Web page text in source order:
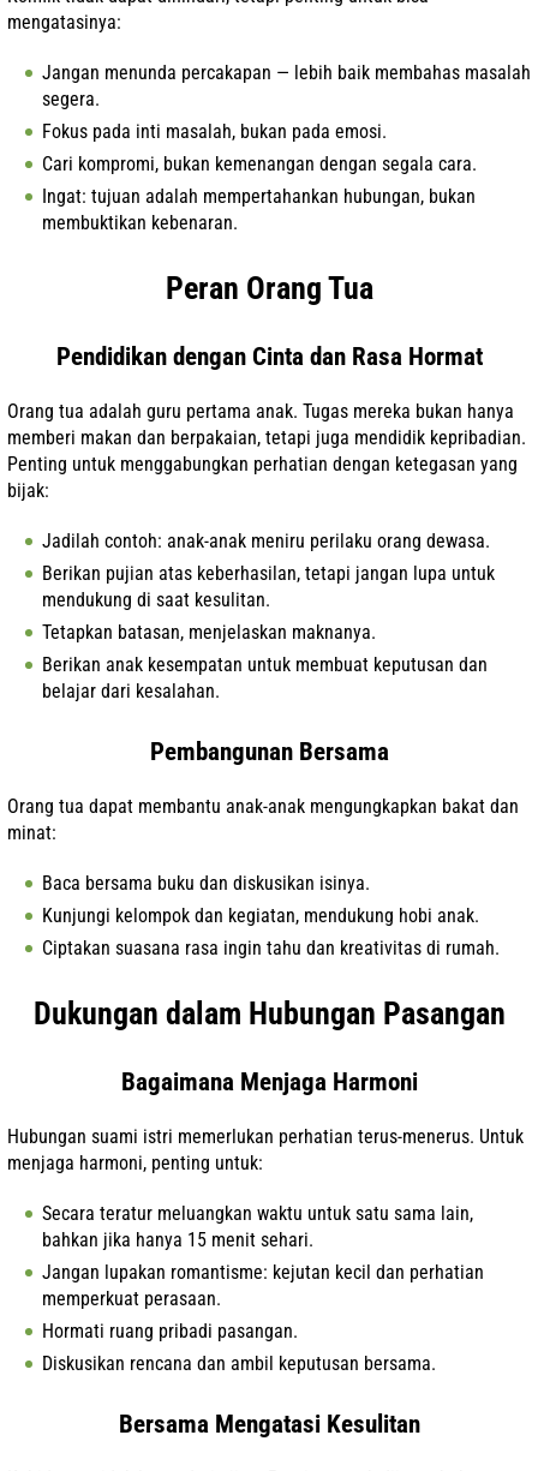
mengatasinya:
Jangan menunda percakapan — lebih baik membahas masalah
segera.
Fokus pada inti masalah, bukan pada emosi.
Cari kompromi, bukan kemenangan dengan segala cara.
Ingat: tujuan adalah mempertahankan hubungan, bukan
membuktikan kebenaran.
Peran Orang Tua
Pendidikan dengan Cinta dan Rasa Hormat
Orang tua adalah guru pertama anak. Tugas mereka bukan hanya
memberi makan dan berpakaian, tetapi juga mendidik kepribadian.
Penting untuk menggabungkan perhatian dengan ketegasan yang
bijak:
Jadilah contoh: anak-anak meniru perilaku orang dewasa.
Berikan pujian atas keberhasilan, tetapi jangan lupa untuk
mendukung di saat kesulitan.
Tetapkan batasan, menjelaskan maknanya.
Berikan anak kesempatan untuk membuat keputusan dan
belajar dari kesalahan.
Pembangunan Bersama
Orang tua dapat membantu anak-anak mengungkapkan bakat dan
minat:
Baca bersama buku dan diskusikan isinya.
Kunjungi kelompok dan kegiatan, mendukung hobi anak.
Ciptakan suasana rasa ingin tahu dan kreativitas di rumah.
Dukungan dalam Hubungan Pasangan
Bagaimana Menjaga Harmoni
Hubungan suami istri memerlukan perhatian terus-menerus. Untuk
menjaga harmoni, penting untuk:
Secara teratur meluangkan waktu untuk satu sama lain,
bahkan jika hanya 15 menit sehari.
Jangan lupakan romantisme: kejutan kecil dan perhatian
memperkuat perasaan.
Hormati ruang pribadi pasangan.
Diskusikan rencana dan ambil keputusan bersama.
Bersama Mengatasi Kesulitan